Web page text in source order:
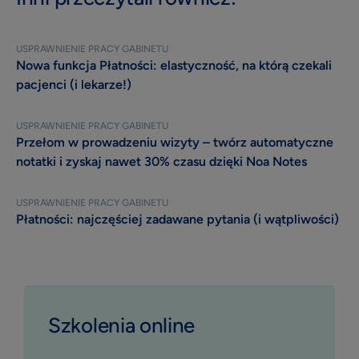
USPRAWNIENIE PRACY GABINETU
Nowa funkcja Płatności: elastyczność, na którą czekali
pacjenci (i lekarze!)
USPRAWNIENIE PRACY GABINETU
Przełom w prowadzeniu wizyty – twórz automatyczne
notatki i zyskaj nawet 30% czasu dzięki Noa Notes
USPRAWNIENIE PRACY GABINETU
Płatności: najczęściej zadawane pytania (i wątpliwości)
Szkolenia online